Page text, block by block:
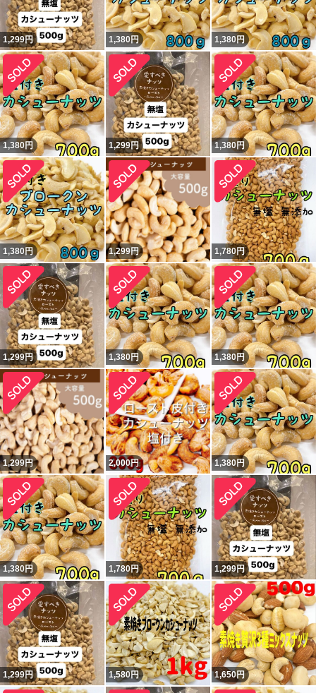
1,299円 1,380円 1,380円
1,380円 1,299円 1,380円
1,380円 1,299円 1,780円
1,299円 1,380円 1,380円
1,299円 2,000円 1,380円
1,380円 1,780円 1,299円
1,299円 1,580円 1,650円